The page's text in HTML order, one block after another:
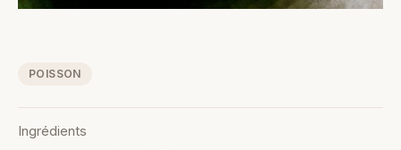
POISSON
Ingrédients